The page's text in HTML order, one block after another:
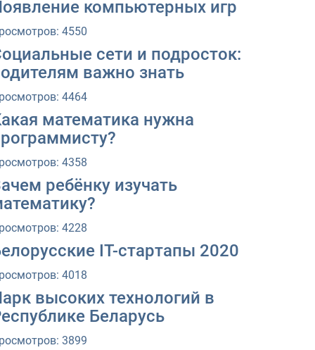
компьютерных игр
4550
сети и подросток:
важно знать
4464
математика нужна
4358
ребёнку изучать
4228
IT-стартапы 2020
4018
высоких технологий в
Беларусь
3899